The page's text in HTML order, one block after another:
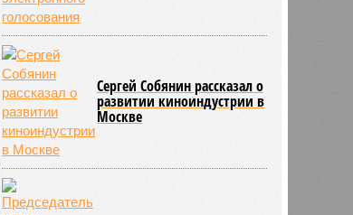
Сергей Собянин рассказал о
развитии киноиндустрии в
Москве